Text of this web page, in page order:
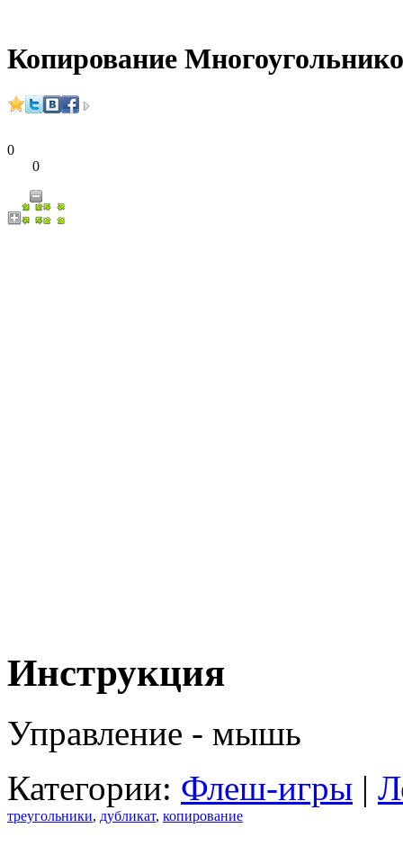
Копирование
0
0
Инструкция
Управление - мышь
Категории: Флеш-игры |
треугольники, дубликат, копирование